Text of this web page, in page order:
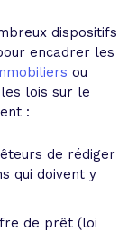
dispositifs
encadrer les
ou
lois sur le
:
de rédiger
qui doivent y
de prêt (loi